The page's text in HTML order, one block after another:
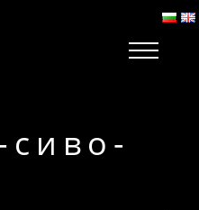
сиво-